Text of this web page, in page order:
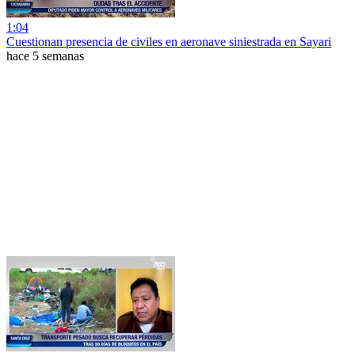
1:04
Cuestionan presencia de civiles en aeronave siniestrada en Sayari
hace 5 semanas